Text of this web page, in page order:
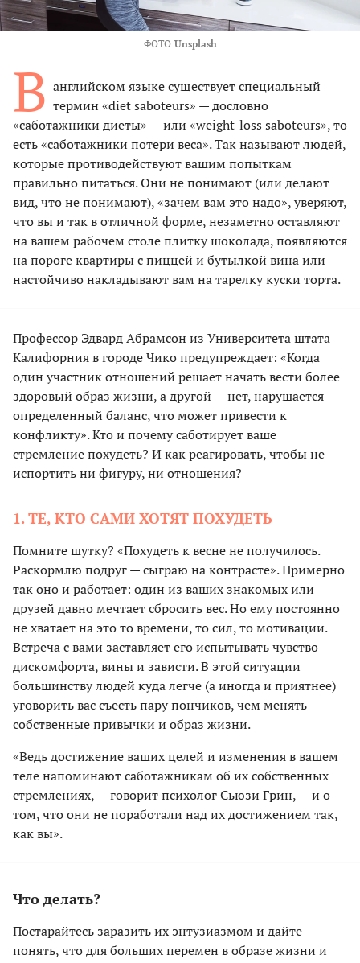
ФОТО Unsplash
В английском языке существует специальный
термин «diet saboteurs» — дословно
«саботажники диеты» — или «weight-loss saboteurs», то
есть «саботажники потери веса». Так называют людей,
которые противодействуют вашим попыткам
правильно питаться. Они не понимают (или делают
вид, что не понимают), «зачем вам это надо», уверяют,
что вы и так в отличной форме, незаметно оставляют
на вашем рабочем столе плитку шоколада, появляются
на пороге квартиры с пиццей и бутылкой вина или
настойчиво накладывают вам на тарелку куски торта.
Профессор Эдвард Абрамсон из Университета штата
Калифорния в городе Чико предупреждает: «Когда
один участник отношений решает начать вести более
здоровый образ жизни, а другой — нет, нарушается
определенный баланс, что может привести к
конфликту». Кто и почему саботирует ваше
стремление похудеть? И как реагировать, чтобы не
испортить ни фигуру, ни отношения?
1. ТЕ, КТО САМИ ХОТЯТ ПОХУДЕТЬ
Помните шутку? «Похудеть к весне не получилось.
Раскормлю подруг — сыграю на контрасте». Примерно
так оно и работает: один из ваших знакомых или
друзей давно мечтает сбросить вес. Но ему постоянно
не хватает на это то времени, то сил, то мотивации.
Встреча с вами заставляет его испытывать чувство
дискомфорта, вины и зависти. В этой ситуации
большинству людей куда легче (а иногда и приятнее)
уговорить вас съесть пару пончиков, чем менять
собственные привычки и образ жизни.
«Ведь достижение ваших целей и изменения в вашем
теле напоминают саботажникам об их собственных
стремлениях, — говорит психолог Сьюзи Грин, — и о
том, что они не поработали над их достижением так,
как вы».
Что делать?
Постарайтесь заразить их энтузиазмом и дайте
понять, что для больших перемен в образе жизни и